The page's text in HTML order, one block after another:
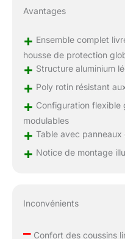
Avantages
+ Ensemble complet
housse de protection
+ Structure aluminium
+ Poly rotin résistant
+ Configuration
modulables
+ Table avec
+ Notice de montage
Inconvénients
–Confort des coussins